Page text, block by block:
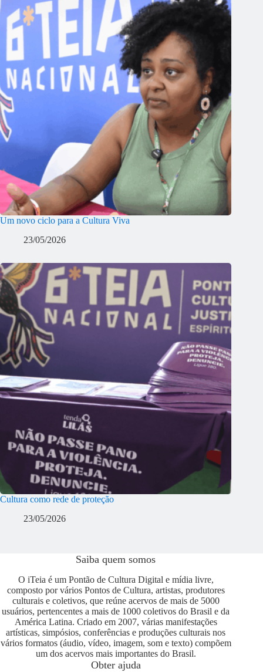
Um novo ciclo para a Cultura Viva
23/05/2026
Cultura como rede de proteção
23/05/2026
Saiba quem somos
O iTeia é um Pontão de Cultura Digital e mídia livre,
composto por vários Pontos de Cultura, artistas, produtores
culturais e coletivos, que reúne acervos de mais de 5000
usuários, pertencentes a mais de 1000 coletivos do Brasil e da
América Latina. Criado em 2007, várias manifestações
artísticas, simpósios, conferências e produções culturais nos
vários formatos (áudio, vídeo, imagem, som e texto) compõem
um dos acervos mais importantes do Brasil.
Obter ajuda